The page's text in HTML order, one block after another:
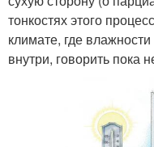
тонкостях этого
климате, где
внутри, говорить пока